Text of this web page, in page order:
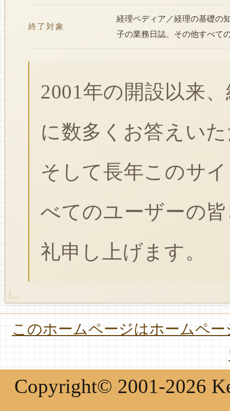
終了対象
経理ペディア／経理の基礎の
子の業務日誌、その他すべて
2001年の開設以来
に数多くお答えい
そして長年このサ
べてのユーザーの
礼申し上げます。
このホームページはホームペ
Copyright© 2001-2026